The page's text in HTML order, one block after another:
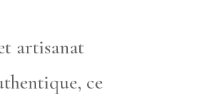
artisanat
ce